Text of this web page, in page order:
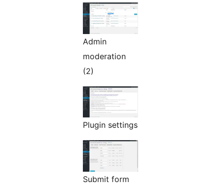
Admin
moderation
(2)
Plugin settings
Submit form